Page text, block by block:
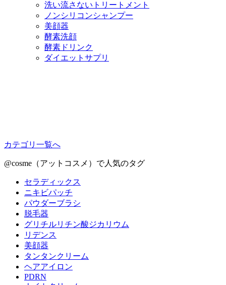
洗い流さないトリートメント
ノンシリコンシャンプー
美顔器
酵素洗顔
酵素ドリンク
ダイエットサプリ
カテゴリ一覧へ
@cosme（アットコスメ）で人気のタグ
セラディックス
ニキビパッチ
パウダーブラシ
脱毛器
グリチルリチン酸ジカリウム
リデンス
美顔器
タンタンクリーム
ヘアアイロン
PDRN